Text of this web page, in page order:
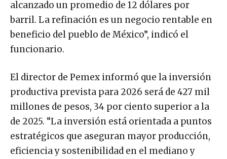
alcanzado un promedio de 12 dólares por
barril. La refinación es un negocio rentable en
beneficio del pueblo de México”, indicó el
funcionario.
El director de Pemex informó que la inversión
productiva prevista para 2026 será de 427 mil
millones de pesos, 34 por ciento superior a la
de 2025. “La inversión está orientada a puntos
estratégicos que aseguran mayor producción,
eficiencia y sostenibilidad en el mediano y